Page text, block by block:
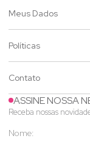
Meus Dados
Políticas
Contato
ASSINE NOSSA
Receba nossas